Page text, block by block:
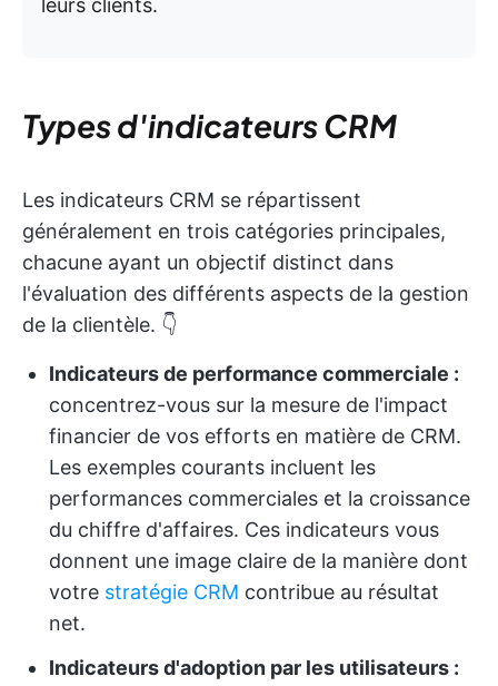
leurs clients.
Types d'indicateurs CRM
Les indicateurs CRM se répartissent
généralement en trois catégories principales,
chacune ayant un objectif distinct dans
l'évaluation des différents aspects de la gestion
de la clientèle. 👇
Indicateurs de performance commerciale :
concentrez-vous sur la mesure de l'impact
financier de vos efforts en matière de CRM.
Les exemples courants incluent les
performances commerciales et la croissance
du chiffre d'affaires. Ces indicateurs vous
donnent une image claire de la manière dont
votre stratégie CRM contribue au résultat
net.
Indicateurs d'adoption par les utilisateurs :